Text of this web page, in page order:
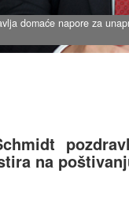
domaće napore za
na